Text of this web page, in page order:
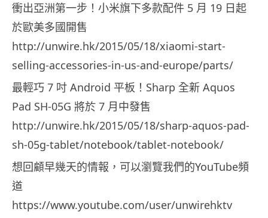
衝出亞洲第一步！小米旗下多款配件 5 月 19 日起
於歐美多國開售
http://unwire.hk/2015/05/18/xiaomi-start-
selling-accessories-in-us-and-europe/parts/
最輕巧 7 吋 Android 平板！Sharp 全新 Aquos
Pad SH-05G 將於 7 月中發售
http://unwire.hk/2015/05/18/sharp-aquos-pad-
sh-05g-tablet/notebook/tablet-notebook/
想回顧早幾天的情報，可以瀏覽我們的YouTube頻
道
https://www.youtube.com/user/unwirehktv